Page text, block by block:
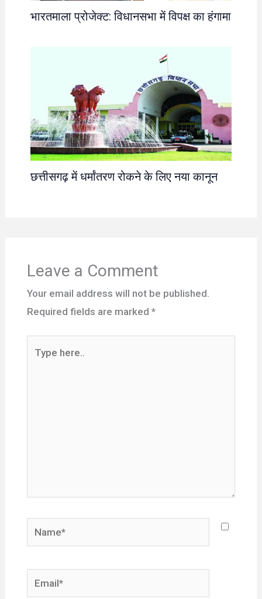
भारतमाला प्रोजेक्ट: विधानसभा में विपक्ष का हंगामा
छत्तीसगढ़ में धर्मांतरण रोकने के लिए नया कानून
Leave a Comment
Your email address will not be published.
Required fields are marked *
Name*
Email*